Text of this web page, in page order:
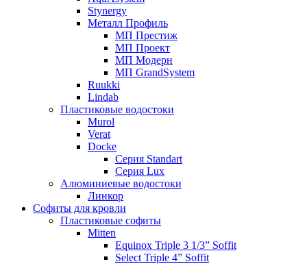
Stynergy
Металл Профиль
МП Престиж
МП Проект
МП Модерн
МП GrandSystem
Ruukki
Lindab
Пластиковые водостоки
Murol
Verat
Docke
Серия Standart
Серия Lux
Алюминиевые водостоки
Линкор
Софиты для кровли
Пластиковые софиты
Mitten
Equinox Triple 3 1/3” Soffit
Select Triple 4” Soffit